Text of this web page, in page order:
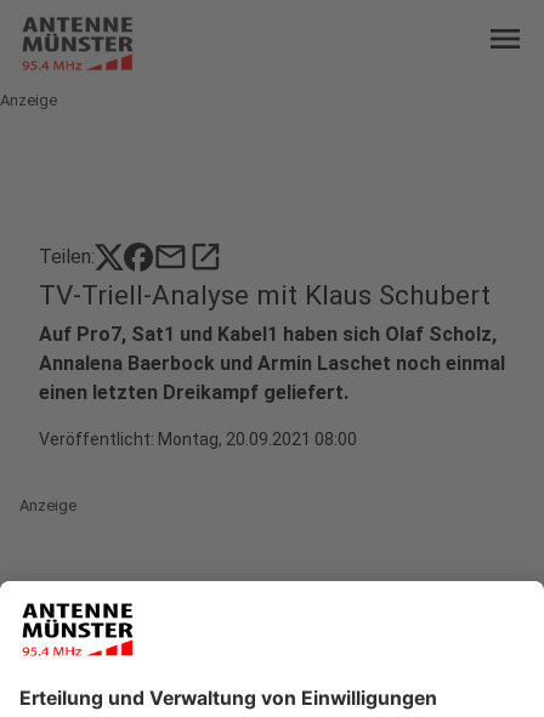
menu
Anzeige
Teilen: mailopen_in_new
TV-Triell-Analyse mit Klaus Schubert
Auf Pro7, Sat1 und Kabel1 haben sich Olaf Scholz,
Annalena Baerbock und Armin Laschet noch einmal
einen letzten Dreikampf geliefert.
Veröffentlicht: Montag, 20.09.2021 08:00
Anzeige
Fernseh-Debatten zwischen den
Kanzlerkandidat:innen. Und erstmals waren es Trielle
dieser Trielle zwischen Olaf Scholz von der SPD,